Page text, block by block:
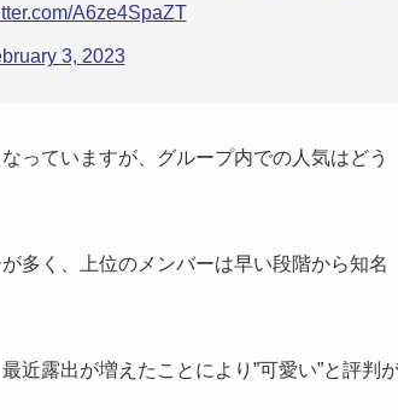
A6ze4SpaZT
3, 2023
っていますが、グループ内での人気はどう
多く、上位のメンバーは早い段階から知名
近露出が増えたことにより”可愛い”と評判